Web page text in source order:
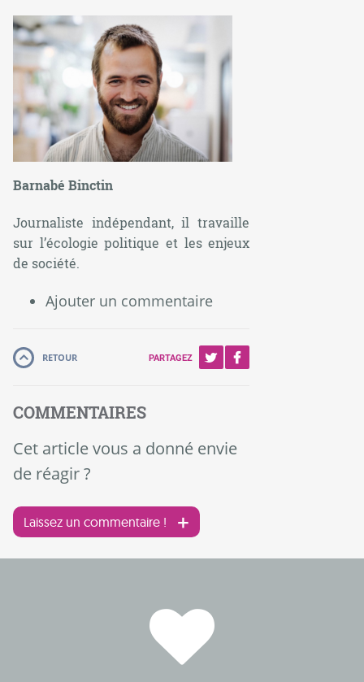
Barnabé Binctin
Journaliste indépendant, il travaille
sur l’écologie politique et les enjeux
de société.
Ajouter un commentaire
RETOUR PARTAGEZ
COMMENTAIRES
Cet article vous a donné envie
de réagir ?
Laissez un commentaire !